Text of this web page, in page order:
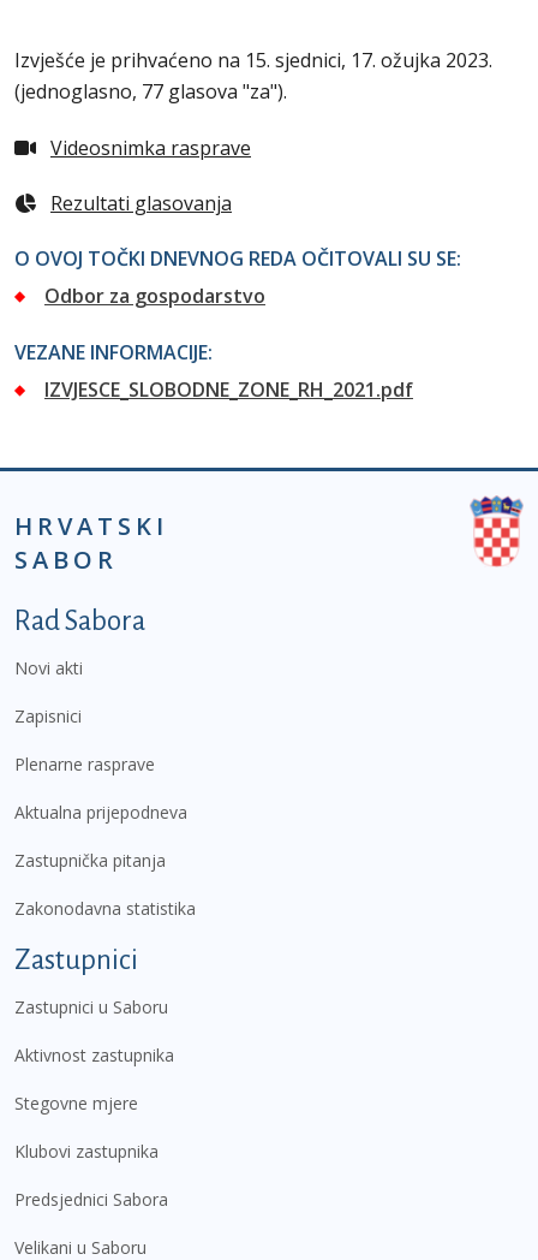
Izvješće je prihvaćeno na 15. sjednici, 17. ožujka 2023.
(jednoglasno, 77 glasova "za").
Videosnimka rasprave
Rezultati glasovanja
O OVOJ TOČKI DNEVNOG REDA OČITOVALI SU SE:
Odbor za gospodarstvo
VEZANE INFORMACIJE:
IZVJESCE_SLOBODNE_ZONE_RH_2021.pdf
HRVATSKI
SABOR
Podnožje prvi izbornik
Rad Sabora
Novi akti
Zapisnici
Plenarne rasprave
Aktualna prijepodneva
Zastupnička pitanja
Zakonodavna statistika
Zastupnici
Zastupnici u Saboru
Aktivnost zastupnika
Stegovne mjere
Klubovi zastupnika
Predsjednici Sabora
Velikani u Saboru